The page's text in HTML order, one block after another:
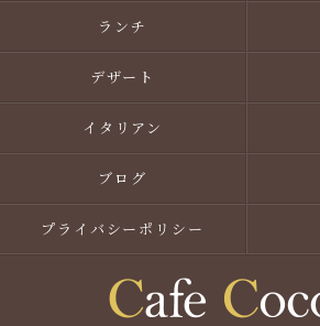
ランチ
デザート
イタリアン
ブログ
プライバシーポリシー